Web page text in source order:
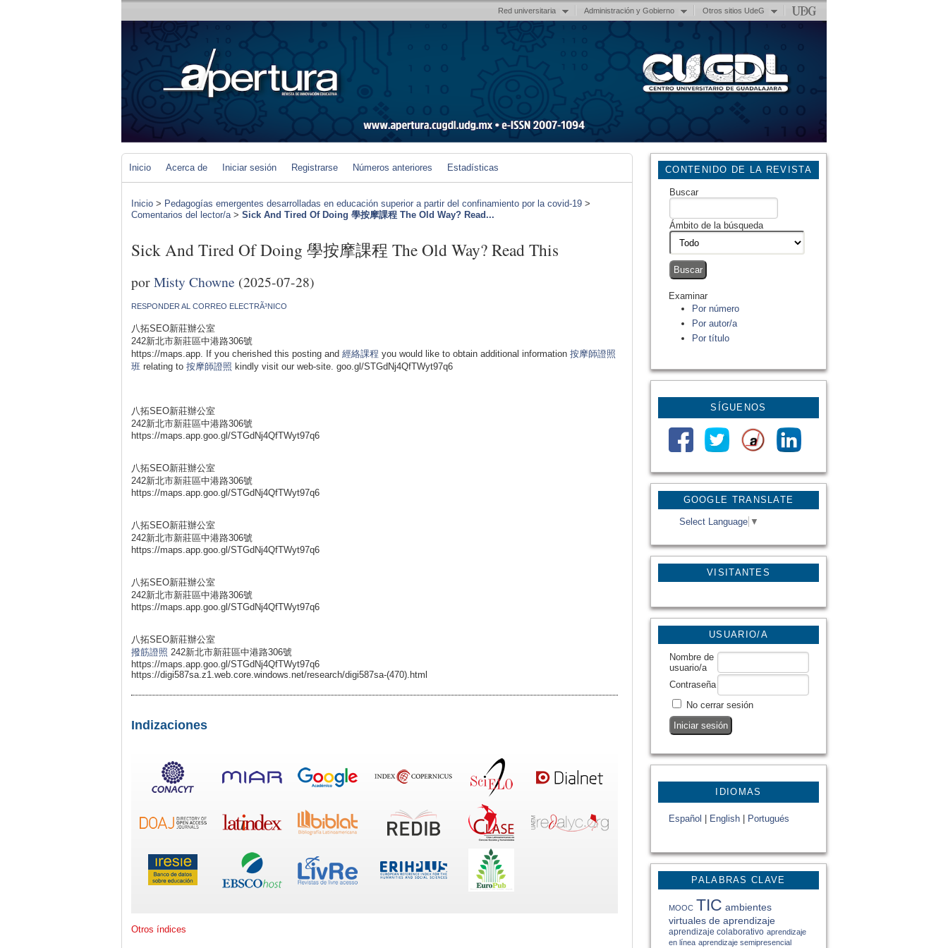
Red universitaria Administración y Gobierno Otros sitios UdeG
GOOGLE TRANSLATE
Select Language ▼
VISITANTES
CONTENIDO DE LA REVISTA
Buscar
Ámbito de la búsqueda
Examinar
Por número
Por autor/a
Por título
SÍGUENOS
USUARIO/A
Nombre de
usuario/a
Contraseña
No cerrar sesión
IDIOMAS
Español English Portugués
PALABRAS CLAVE
MOOC TIC ambientes
virtuales de aprendizaje
aprendizaje colaborativo aprendizaje
en línea aprendizaje semipresencial
Inicio Acerca de Iniciar sesión Registrarse Números anteriores Estadísticas
Inicio > Pedagogías emergentes desarrolladas en educación superior a partir del confinamiento por la covid-19 >
Comentarios del lector/a> Sick And Tired Of Doing 學按摩課程 The Old Way? Read...
Sick And Tired Of Doing 學按摩課程 The Old Way? Read This
porMisty Chowne (2025-07-28)
RESPONDER AL CORREO ELECTRÃ³NICO
八拓SEO新莊辦公室
242新北市新莊區中港路306號
https://maps.app. If you cherished this posting and 經絡課程 you would like to obtain additional information 按摩師證照
班 relating to 按摩師證照 kindly visit our web-site. goo.gl/STGdNj4QfTWyt97q6
八拓SEO新莊辦公室
242新北市新莊區中港路306號
https://maps.app.goo.gl/STGdNj4QfTWyt97q6
八拓SEO新莊辦公室
242新北市新莊區中港路306號
https://maps.app.goo.gl/STGdNj4QfTWyt97q6
八拓SEO新莊辦公室
242新北市新莊區中港路306號
https://maps.app.goo.gl/STGdNj4QfTWyt97q6
八拓SEO新莊辦公室
242新北市新莊區中港路306號
https://maps.app.goo.gl/STGdNj4QfTWyt97q6
八拓SEO新莊辦公室
撥筋證照 242新北市新莊區中港路306號
https://maps.app.goo.gl/STGdNj4QfTWyt97q6
https://digi587sa.z1.web.core.windows.net/research/digi587sa-(470).html
Indizaciones
Otros índices